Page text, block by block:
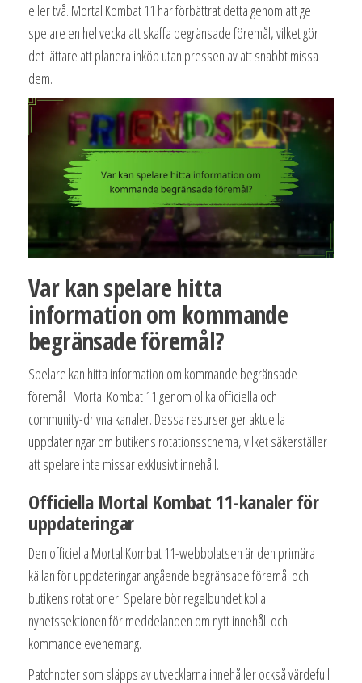
eller två. Mortal Kombat 11 har förbättrat detta genom att ge
spelare en hel vecka att skaffa begränsade föremål, vilket gör
det lättare att planera inköp utan pressen av att snabbt missa
dem.
Var kan spelare hitta
information om kommande
begränsade föremål?
Spelare kan hitta information om kommande begränsade
föremål i Mortal Kombat 11 genom olika officiella och
community-drivna kanaler. Dessa resurser ger aktuella
uppdateringar om butikens rotationsschema, vilket säkerställer
att spelare inte missar exklusivt innehåll.
Officiella Mortal Kombat 11-kanaler för
uppdateringar
Den officiella Mortal Kombat 11-webbplatsen är den primära
källan för uppdateringar angående begränsade föremål och
butikens rotationer. Spelare bör regelbundet kolla
nyhetssektionen för meddelanden om nytt innehåll och
kommande evenemang.
Patchnoter som släpps av utvecklarna innehåller också värdefull